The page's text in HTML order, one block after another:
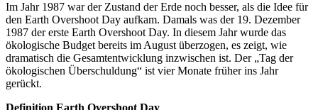
Im Jahr 1987 war der Zustand der Erde noch besser, als die Idee für
den Earth Overshoot Day aufkam. Damals was der 19. Dezember
1987 der erste Earth Overshoot Day. In diesem Jahr wurde das
ökologische Budget bereits im August überzogen, es zeigt, wie
dramatisch die Gesamtentwicklung inzwischen ist. Der „Tag der
ökologischen Überschuldung“ ist vier Monate früher ins Jahr
gerückt.